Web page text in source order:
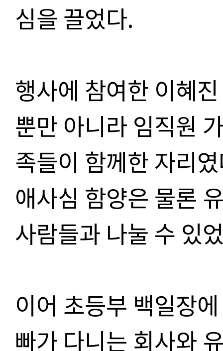
심을 끌었다.
행사에 참여한 이혜
뿐만 아니라 임직원
족들이 함께한 자리
애사심 함양은 물론
사람들과 나눌 수 있
이어 초등부 백일장
빠가 다니는 회사와